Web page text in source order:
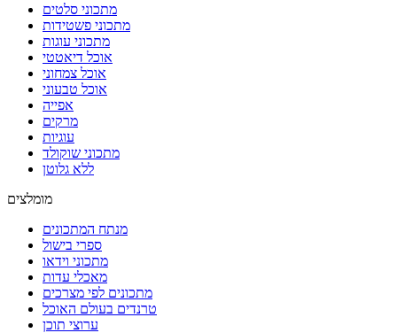
מתכוני סלטים
מתכוני פשטידות
מתכוני עוגות
אוכל דיאטטי
אוכל צמחוני
אוכל טבעוני
אפייה
מרקים
עוגיות
מתכוני שוקולד
ללא גלוטן
מומלצים
מנתח המתכונים
ספרי בישול
מתכוני וידאו
מאכלי עדות
מתכונים לפי מצרכים
טרנדים בעולם האוכל
ערוצי תוכן